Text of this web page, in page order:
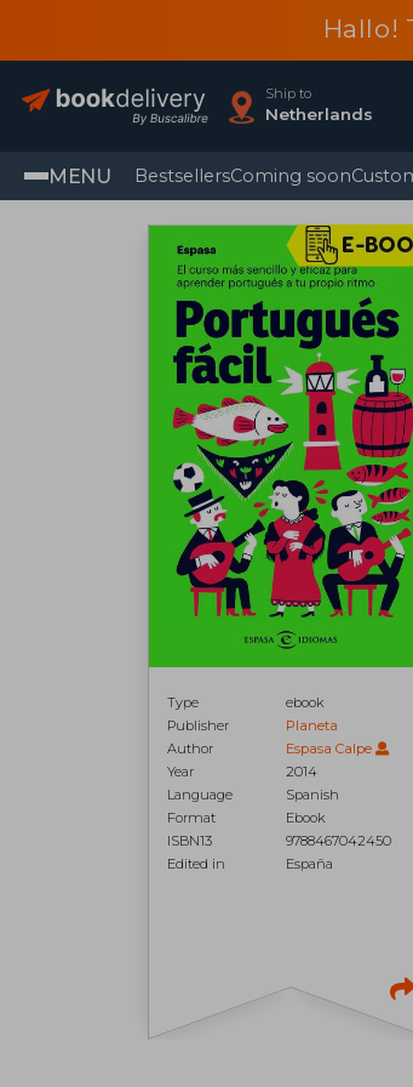
Hallo!
Ship to
Netherlands
MENU BestsellersComing soon
Type
ebook
Publisher
Planeta
Author
Espasa Calpe
Year
2014
Language
Spanish
Format
Ebook
ISBN13
9788467042450
Edited in
España